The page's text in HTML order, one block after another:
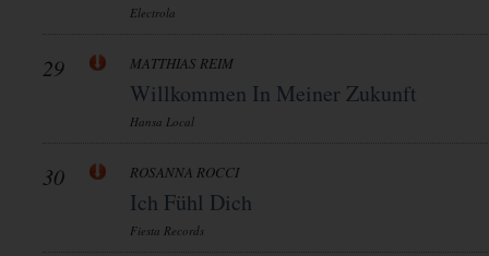
Electrola
29 MATTHIAS REIM
Willkommen In Meiner Zukunft
Hansa Local
30 ROSANNA ROCCI
Ich Fühl Dich
Fiesta Records